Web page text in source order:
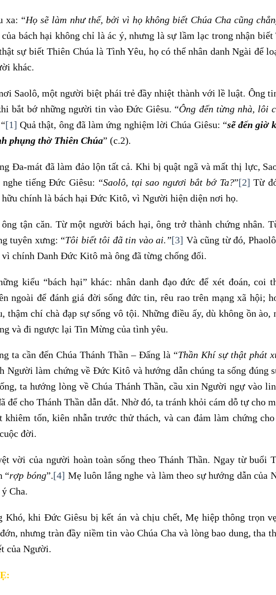
xa: “Họ sẽ làm như thế, bởi vì họ không biết Chúa Cha cũng
bách hại không chỉ là ác ý, nhưng là sự lầm lạc trong nhận biết
sự biết Thiên Chúa là Tình Yêu, họ có thể nhân danh Ngài để
khác.
Saolô, một người biệt phái trẻ đầy nhiệt thành với lề luật. Ông
bắt bớ những người tin vào Đức Giêsu. “Ông đến từng nhà, lôi
“[1] Quả thật, ông đã làm ứng nghiệm lời Chúa Giêsu: “sẽ đến giờ
phụng thờ Thiên Chúa” (c.2).
Đa-mát đã làm đảo lộn tất cả. Khi bị quật ngã và mất thị lực,
tiếng Đức Giêsu: “Saolô, tại sao ngươi bắt bớ Ta?”[2] Từ
hữu chính là bách hại Đức Kitô, vì Người hiện diện nơi họ.
tận căn. Từ một người bách hại, ông trở thành chứng nhân.
tuyên xưng: “Tôi biết tôi đã tin vào ai. ”[3] Và cũng từ đó,
chính Danh Đức Kitô mà ông đã từng chống đối.
kiểu “bách hại” khác: nhân danh đạo đức để xét đoán, coi
ngoài để đánh giá đời sống đức tin, rêu rao trên mạng xã hội;
thậm chí chà đạp sự sống vô tội. Những điều ấy, dù không ồn ào,
và đi ngược lại Tin Mừng của tình yêu.
ta cần đến Chúa Thánh Thần – Đấng là “Thần Khí sự thật phát
Người làm chứng về Đức Kitô và hướng dẫn chúng ta sống đúng
ta hướng lòng về Chúa Thánh Thần, cầu xin Người ngự vào
để cho Thánh Thần dẫn dắt. Nhờ đó, ta tránh khỏi cám dỗ tự cho
khiêm tốn, kiên nhẫn trước thử thách, và can đảm làm chứng cho
đời.
vời của người hoàn toàn sống theo Thánh Thần. Ngay từ buổi
“rợp bóng”.[4] Mẹ luôn lắng nghe và làm theo sự hướng dẫn của
Cha.
Khó, khi Đức Giêsu bị kết án và chịu chết, Mẹ hiệp thông trọn
nhưng tràn đầy niềm tin vào Chúa Cha và lòng bao dung, tha
của Người.